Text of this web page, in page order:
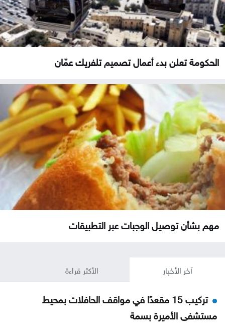
الحكومة تعلن بدء أعمال تصميم تلفريك عمّان
مهم بشأن توصيل الوجبات عبر التطبيقات
آخر الأخبار الأكثر قراءة
تركيب 15 مقعدًا في مواقف الحافلات بمحيط
مستشفى الأميرة بسمة